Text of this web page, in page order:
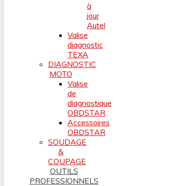
à
jour
Autel
Valise
diagnostic
TEXA
DIAGNOSTIC
MOTO
Valise
de
diagnostique
OBDSTAR
Accessoires
OBDSTAR
SOUDAGE
&
COUPAGE
OUTILS
PROFESSIONNELS